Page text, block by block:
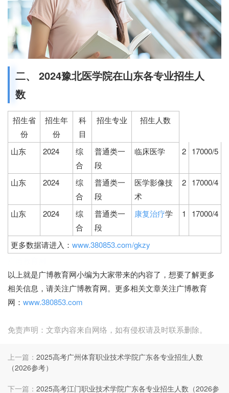
二、 2024豫北医学院在山东各专业招生人
数
招生省
份
招生年
份
科
目
招生专业 招生人数
山东 2024
综
合
普通类一
段
临床医学 2 17000/5
山东 2024
综
合
普通类一
段
医学影像技
术
2 17000/4
山东 2024
综
合
普通类一
段
康复治疗学 1 17000/4
更多数据请进入： www.380853.com/gkzy
以上就是广博教育网小编为大家带来的内容了，想要了解更多
相关信息，请关注广博教育网。更多相关文章关注广博教育
网： www.380853.com
免责声明：文章内容来自网络，如有侵权请及时联系删除。
上一篇： 2025高考广州体育职业技术学院广东各专业招生人数
（2026参考）
下一篇： 2025高考江门职业技术学院广东各专业招生人数（2026参